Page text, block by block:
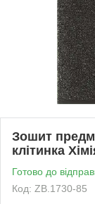
Зошит
клітинка
Готово до
Код: ZB.1730-85